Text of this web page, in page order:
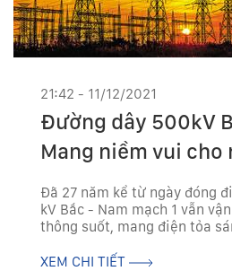
21:42 - 11/12/2021
Đường dây 500kV
Mang niềm vui cho
Đã 27 năm kể từ ngày đóng
kV Bắc - Nam mạch 1 vẫn
thông suốt, mang điện tỏa
XEM CHI TIẾT